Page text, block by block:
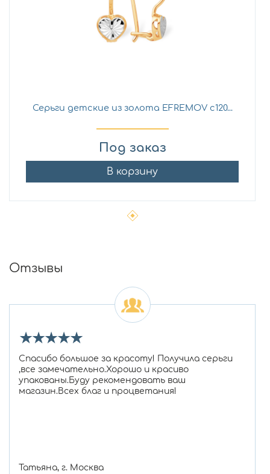
Серьги детские из золота EFREMOV с120...
Под заказ
В корзину
Отзывы
★★★★★
Спасибо большое за красоту! Получила серьги
,все замечательно.Хорошо и красиво
упакованы.Буду рекомендовать ваш
магазин.Всех благ и процветания!
Татьяна, г. Москва